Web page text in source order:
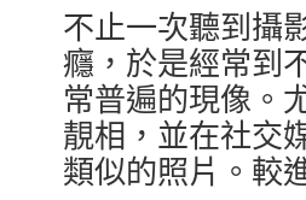
不止一次聽到攝
癮，於是經常到
常普遍的現像。
靚相，並在社交
類似的照片。較